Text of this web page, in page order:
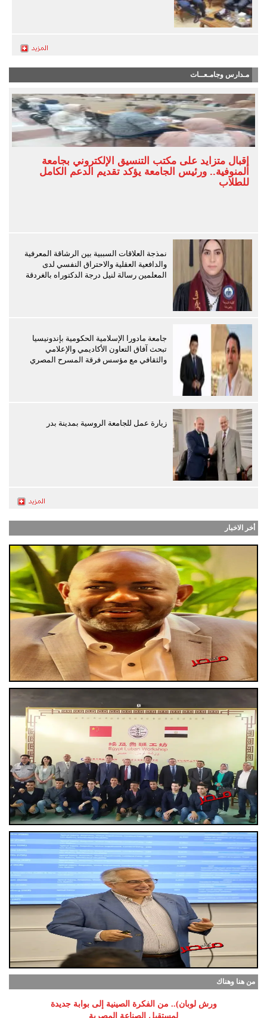
مـدارس وجامـعــات
إقبال متزايد على مكتب التنسيق الإلكتروني بجامعة
المنوفية.. ورئيس الجامعة يؤكد تقديم الدعم الكامل
للطلاب
نمذجة العلاقات السببية بين الرشاقة المعرفية
والدافعية العقلية والاحتراق النفسي لدى
المعلمين رسالة لنيل درجة الدكتوراه بالغردقة
جامعة مادورا الإسلامية الحكومية بإندونيسيا
تبحث آفاق التعاون الأكاديمي والإعلامي
والثقافي مع مؤسس فرقة المسرح المصري
زيارة عمل للجامعة الروسية بمدينة بدر
أخر الاخبار
من هنا وهناك
ورش لوبان).. من الفكرة الصينية إلى بوابة جديدة
لمستقبل الصناعة المصرية